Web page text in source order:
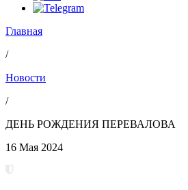
Главная
/
Новости
/
ДЕНЬ РОЖДЕНИЯ ПЕРЕВАЛОВА
16 Мая 2024